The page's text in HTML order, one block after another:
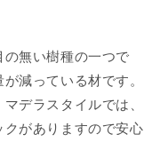
無い樹種の一つで
減っている材です。
デラスタイルでは、
がありますので安心